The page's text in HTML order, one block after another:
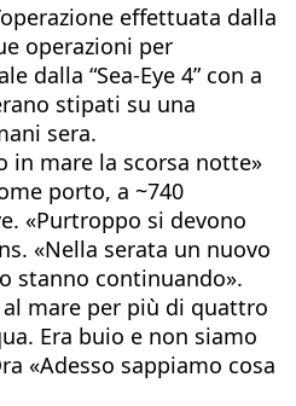
effettuata dalla
operazioni per
dalla “Sea-Eye 4” con a
stipati su una
sera.
in mare la scorsa notte»
porto, a ~740
«Purtroppo si devono
«Nella serata un nuovo
stanno continuando».
mare per più di quattro
Era buio e non siamo
«Adesso sappiamo cosa